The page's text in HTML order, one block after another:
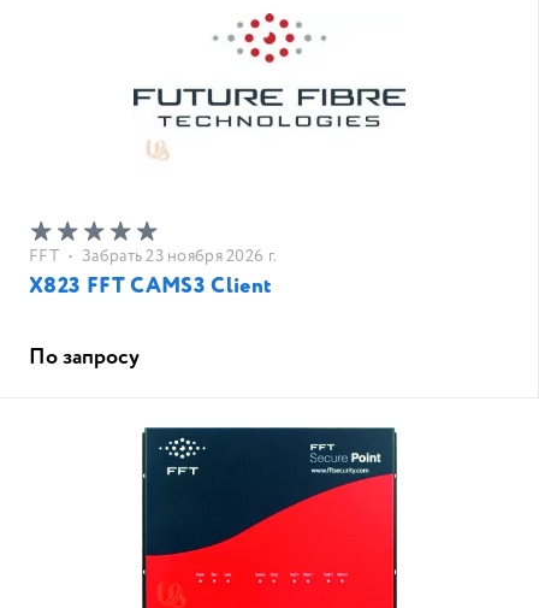
FFT • Забрать 23 ноября 2026 г.
X823 FFT CAMS3 Client
По запросу